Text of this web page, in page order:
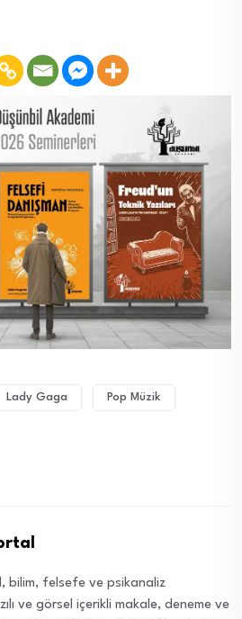
Lady Gaga Pop Müzik
bilim, felsefe ve psikanaliz
ve görsel içerikli makale, deneme ve